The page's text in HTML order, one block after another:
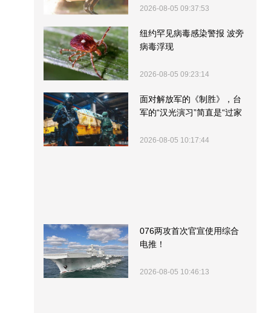
2026-08-05 09:37:53
纽约罕见病毒感染警报 波旁
病毒浮现
2026-08-05 09:23:14
面对解放军的《制胜》，台
军的“汉光演习”简直是“过家
2026-08-05 10:17:44
076两攻首次官宣使用综合
电推！
2026-08-05 10:46:13